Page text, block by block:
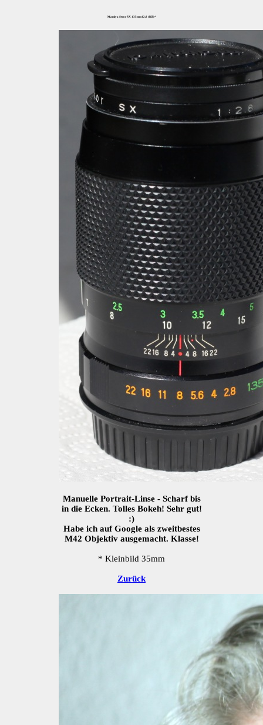
Mamiya Secor SX 135mm f2.8 (KB)*
Manuelle Portrait-Linse - Scharf bis
in die Ecken. Tolles Bokeh! Sehr gut!
:)
Habe ich auf Google als zweitbestes
M42 Objektiv ausgemacht. Klasse!
* Kleinbild 35mm
Zurück